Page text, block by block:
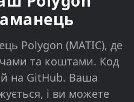
Polygon (MATIC), де
та коштами. Код
на GitHub. Ваша
і ви можете